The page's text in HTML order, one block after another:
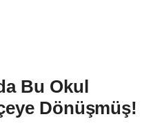
Bu Okul
Dönüşmüş!